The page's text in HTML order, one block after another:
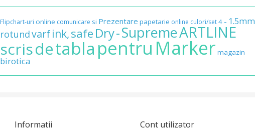
Flipchart-uri online comunicare si Prezentare papetarie online culori/set4 - 1.5mm
rotundvarfink,safeDry-SupremeARTLINE
scrisdetabla pentru Marker magazin
birotica
Informatii Cont utilizator